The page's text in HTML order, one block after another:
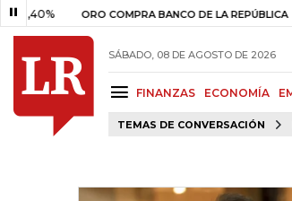
ORO COMPRA BANCO DE LA REPÚBLICA $
SÁBADO, 08 DE AGOSTO DE 2026
FINANZAS ECONOMÍA
TEMAS DE CONVERSACIÓN